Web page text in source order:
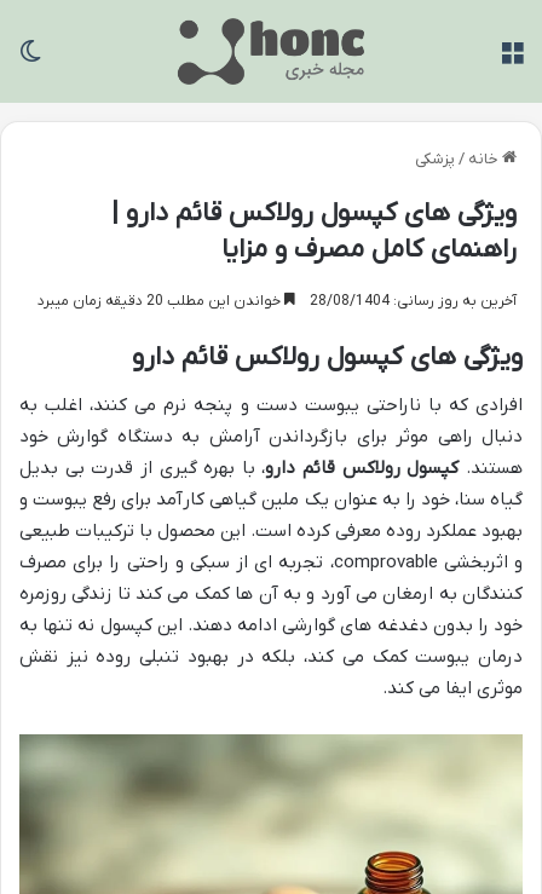
خانه / پزشکی
ویژگی های کپسول رولاکس قائم دارو |
راهنمای کامل مصرف و مزایا
آخرین به روز رسانی: 28/08/1404 خواندن این مطلب 20 دقیقه زمان میبرد
ویژگی های کپسول رولاکس قائم دارو
افرادی که با ناراحتی یبوست دست و پنجه نرم می کنند، اغلب به
دنبال راهی موثر برای بازگرداندن آرامش به دستگاه گوارش خود
هستند.کپسول رولاکس قائم دارو، با بهره گیری از قدرت بی بدیل
گیاه سنا، خود را به عنوان یک ملین گیاهی کارآمد برای رفع یبوست و
بهبود عملکرد روده معرفی کرده است. این محصول با ترکیبات طبیعی
و اثربخشی comprovable، تجربه ای از سبکی و راحتی را برای مصرف
کنندگان به ارمغان می آورد و به آن ها کمک می کند تا زندگی روزمره
خود را بدون دغدغه های گوارشی ادامه دهند. این کپسول نه تنها به
درمان یبوست کمک می کند، بلکه در بهبود تنبلی روده نیز نقش
موثری ایفا می کند.